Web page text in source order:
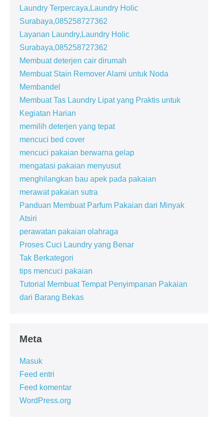
Laundry Terpercaya,Laundry Holic
Surabaya,085258727362
Layanan Laundry,Laundry Holic
Surabaya,085258727362
Membuat deterjen cair dirumah
Membuat Stain Remover Alami untuk Noda
Membandel
Membuat Tas Laundry Lipat yang Praktis untuk
Kegiatan Harian
memilih deterjen yang tepat
mencuci bed cover
mencuci pakaian berwarna gelap
mengatasi pakaian menyusut
menghilangkan bau apek pada pakaian
merawat pakaian sutra
Panduan Membuat Parfum Pakaian dari Minyak
Atsiri
perawatan pakaian olahraga
Proses Cuci Laundry yang Benar
Tak Berkategori
tips mencuci pakaian
Tutorial Membuat Tempat Penyimpanan Pakaian
dari Barang Bekas
Meta
Masuk
Feed entri
Feed komentar
WordPress.org